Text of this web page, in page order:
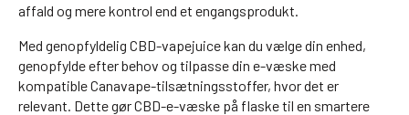
affald og mere kontrol end et engangsprodukt.
Med genopfyldelig CBD-vapejuice kan du vælge din enhed,
genopfylde efter behov og tilpasse din e-væske med
kompatible Canavape-tilsætningsstoffer, hvor det er
relevant. Dette gør CBD-e-væske på flaske til en smartere